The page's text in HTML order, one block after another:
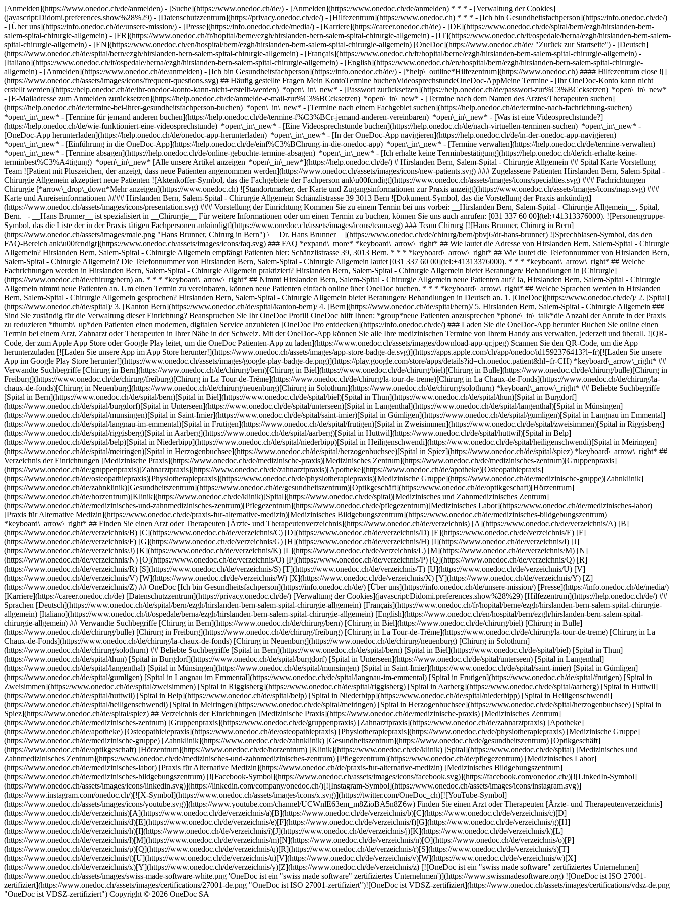
[Anmelden](https://www.onedoc.ch/de/anmelden) - [Suche](https://www.onedoc.ch/de/) - [Anmelden](https://www.onedoc.ch/de/anmelden) * * * - [Verwaltung der Cookies]
(javascript:Didomi.preferences.show%28%29) - [Datenschutzzentrum](https://privacy.onedoc.ch/de/) - [Hilfezentrum](https://www.onedoc.ch) * * * - [Ich bin Gesundheitsfachperson](https://info.onedoc.ch/de/)
- [Über uns](https://info.onedoc.ch/de/unsere-mission/) - [Presse](https://info.onedoc.ch/de/media/) - [Karriere](https://career.onedoc.ch/de) - [DE](https://www.onedoc.ch/de/spital/bern/ezgh/hirslanden-bern-
salem-spital-chirurgie-allgemein) - [FR](https://www.onedoc.ch/fr/hopital/berne/ezgh/hirslanden-bern-salem-spital-chirurgie-allgemein) - [IT](https://www.onedoc.ch/it/ospedale/berna/ezgh/hirslanden-bern-salem-
spital-chirurgie-allgemein) - [EN](https://www.onedoc.ch/en/hospital/bern/ezgh/hirslanden-bern-salem-spital-chirurgie-allgemein) [OneDoc](https://www.onedoc.ch/de/ "Zurück zur Startseite") - [Deutsch]
(https://www.onedoc.ch/de/spital/bern/ezgh/hirslanden-bern-salem-spital-chirurgie-allgemein) - [Français](https://www.onedoc.ch/fr/hopital/berne/ezgh/hirslanden-bern-salem-spital-chirurgie-allgemein) -
[Italiano](https://www.onedoc.ch/it/ospedale/berna/ezgh/hirslanden-bern-salem-spital-chirurgie-allgemein) - [English](https://www.onedoc.ch/en/hospital/bern/ezgh/hirslanden-bern-salem-spital-chirurgie-
allgemein) - [Anmelden](https://www.onedoc.ch/de/anmelden) - [Ich bin Gesundheitsfachperson](https://info.onedoc.ch/de/) - [*help\_outline*Hilfezentrum](https://www.onedoc.ch) #### Hilfezentrum close ![]
(https://www.onedoc.ch/assets/images/icons/frequent-questions.svg) ## Häufig gestellte Fragen Mein KontoTermine buchenVideosprechstundeOneDoc-AppMeine Termine - [Ihr OneDoc-Konto kann nicht
erstellt werden](https://help.onedoc.ch/de/ihr-onedoc-konto-kann-nicht-erstellt-werden) *open\_in\_new* - [Passwort zurücksetzen](https://help.onedoc.ch/de/passwort-zur%C3%BCcksetzen) *open\_in\_new*
- [E-Mailadresse zum Anmelden zurücksetzen](https://help.onedoc.ch/de/anmelde-e-mail-zur%C3%BCcksetzen) *open\_in\_new* - [Termine nach dem Namen des Arztes/Therapeuten suchen]
(https://help.onedoc.ch/de/termine-bei-ihrer-gesundheitsfachperson-buchen) *open\_in\_new* - [Termine nach einem Fachgebiet suchen](https://help.onedoc.ch/de/termine-nach-fachrichtung-suchen)
*open\_in\_new* - [Termine für jemand anderen buchen](https://help.onedoc.ch/de/termine-f%C3%BCr-jemand-anderen-vereinbaren) *open\_in\_new* - [Was ist eine Videosprechstunde?]
(https://help.onedoc.ch/de/wie-funktioniert-eine-videosprechstunde) *open\_in\_new* - [Eine Videosprechstunde buchen](https://help.onedoc.ch/de/nach-virtuellen-terminen-suchen) *open\_in\_new* -
[OneDoc-App herunterladen](https://help.onedoc.ch/de/onedoc-app-herunterladen) *open\_in\_new* - [In der OneDoc-App navigieren](https://help.onedoc.ch/de/in-der-onedoc-app-navigieren)
*open\_in\_new* - [Einführung in die OneDoc-App](https://help.onedoc.ch/de/einf%C3%BChrung-in-die-onedoc-app) *open\_in\_new* - [Termine verwalten](https://help.onedoc.ch/de/termine-verwalten) *open\_in\_new* - [Termine absagen](https://help.onedoc.ch/de/online-gebuchte-termine-absagen) *open\_in\_new* - [Ich erhalte keine Terminbestätigung](https://help.onedoc.ch/de/ich-erhalte-keine-terminbest%C3%A4tigung) *open\_in\_new* [Alle unsere Artikel anzeigen *open\_in\_new*](https://help.onedoc.ch/de/) # Hirslanden Bern, Salem-Spital - Chirurgie Allgemein ## Spital Karte Vorstellung Team ![Patient mit Pluszeichen, der anzeigt, dass neue Patienten angenommen werden](https://www.onedoc.ch/assets/images/icons/new-patients.svg) ### Zugelassene Patienten Hirslanden Bern, Salem-Spital - Chirurgie Allgemein akzeptiert neue Patienten ![Aktenkoffer-Symbol, das die Fachgebiete der Fachperson ank\u00fcndigt](https://www.onedoc.ch/assets/images/icons/specialties.svg) ### Fachrichtungen Chirurgie [*arrow\_drop\_down*Mehr anzeigen](https://www.onedoc.ch) ![Standortmarker, der Karte und Zugangsinformationen zur Praxis anzeigt](https://www.onedoc.ch/assets/images/icons/map.svg) ### Karte und Anreiseinformationen #### Hirslanden Bern, Salem-Spital - Chirurgie Allgemein Schänzlistrasse 39 3013 Bern ![Dokument-Symbol, das die Vorstellung der Praxis ankündigt](https://www.onedoc.ch/assets/images/icons/presentation.svg) ### Vorstellung der Einrichtung Kommen Sie zu einem Termin bei uns vorbei: __Hirslanden Bern, Salem-Spital - Chirurgie Allgemein__, Spital, Bern. - __Hans Brunner__ ist spezialisiert in __Chirurgie__ Für weitere Informationen oder um einen Termin zu buchen, können Sie uns auch anrufen: [031 337 60 00](tel:+41313376000). ![Personengruppe-Symbol, das die Liste der in der Praxis tätigen Fachpersonen ankündigt](https://www.onedoc.ch/assets/images/icons/team.svg) ### Team Chirurg [![Hans Brunner, Chirurg in Bern](https://www.onedoc.ch/assets/images/male.png "Hans Brunner, Chirurg in Bern") \ __Dr. Hans Brunner__](https://www.onedoc.ch/de/chirurg/bern/pbvj6/dr-hans-brunner) ![Sprechblasen-Symbol, das den FAQ-Bereich ank\u00fcndigt](https://www.onedoc.ch/assets/images/icons/faq.svg) ### FAQ *expand\_more* *keyboard\_arrow\_right* ## Wie lautet die Adresse von Hirslanden Bern, Salem-Spital - Chirurgie Allgemein? Hirslanden Bern, Salem-Spital - Chirurgie Allgemein empfängt Patienten hier: Schänzlistrasse 39, 3013 Bern. * * * *keyboard\_arrow\_right* ## Wie lautet die Telefonnummer von Hirslanden Bern, Salem-Spital - Chirurgie Allgemein? Die Telefonnummer von Hirslanden Bern, Salem-Spital - Chirurgie Allgemein lautet [031 337 60 00](tel:+41313376000). * * * *keyboard\_arrow\_right* ## Welche Fachrichtungen werden in Hirslanden Bern, Salem-Spital - Chirurgie Allgemein praktiziert? Hirslanden Bern, Salem-Spital - Chirurgie Allgemein bietet Beratungen/ Behandlungen in [Chirurgie](https://www.onedoc.ch/de/chirurg/bern) an. * * * *keyboard\_arrow\_right* ## Nimmt Hirslanden Bern, Salem-Spital - Chirurgie Allgemein neue Patienten auf? Ja, Hirslanden Bern, Salem-Spital - Chirurgie Allgemein nimmt neue Patienten an. Um einen Termin zu vereinbaren, können neue Patienten einfach online über OneDoc buchen. * * * *keyboard\_arrow\_right* ## Welche Sprachen werden in Hirslanden Bern, Salem-Spital - Chirurgie Allgemein gesprochen? Hirslanden Bern, Salem-Spital - Chirurgie Allgemein bietet Beratungen/ Behandlungen in Deutsch an. 1. [OneDoc](https://www.onedoc.ch/de/)/ 2. [Spital](https://www.onedoc.ch/de/spital)/ 3. [Kanton Bern](https://www.onedoc.ch/de/spital/kanton-bern)/ 4. [Bern](https://www.onedoc.ch/de/spital/bern)/ 5. Hirslanden Bern, Salem-Spital - Chirurgie Allgemein ### Sind Sie zuständig für die Verwaltung dieser Einrichtung? Beanspruchen Sie Ihr OneDoc Profil! OneDoc hilft Ihnen: *group*neue Patienten anzusprechen *phone\_in\_talk*die Anzahl der Anrufe in der Praxis zu reduzieren *thumb\_up*den Patienten einen modernen, digitalen Service anzubieten [OneDoc Pro entdecken](https://info.onedoc.ch/de/) ### Laden Sie die OneDoc-App herunter Buchen Sie online einen Termin bei einem Arzt, Zahnarzt oder Therapeuten in Ihrer Nähe in der Schweiz. Mit der OneDoc-App können Sie alle Ihre medizinischen Termine von Ihrem Handy aus verwalten, jederzeit und überall. ![QR-Code, der zum Apple App Store oder Google Play leitet, um die OneDoc Patienten-App zu laden](https://www.onedoc.ch/assets/images/download-app-qr.jpeg) Scannen Sie den QR-Code, um die App herunterzuladen [![Laden Sie unsere App im App Store herunter!](https://www.onedoc.ch/assets/images/app-store-badge-de.svg)](https://apps.apple.com/ch/app/onedoc/id1592376413?l=fr)[![Laden Sie unsere App im Google Play Store herunter!](https://www.onedoc.ch/assets/images/google-play-badge-de.png)](https://play.google.com/store/apps/details?id=ch.onedoc.patient&hl=fr-CH) *keyboard\_arrow\_right* ## Verwandte Suchbegriffe [Chirurg in Bern](https://www.onedoc.ch/de/chirurg/bern)[Chirurg in Biel](https://www.onedoc.ch/de/chirurg/biel)[Chirurg in Bulle](https://www.onedoc.ch/de/chirurg/bulle)[Chirurg in Freiburg](https://www.onedoc.ch/de/chirurg/freiburg)[Chirurg in La Tour-de-Trême](https://www.onedoc.ch/de/chirurg/la-tour-de-treme)[Chirurg in La Chaux-de-Fonds](https://www.onedoc.ch/de/chirurg/la-chaux-de-fonds)[Chirurg in Neuenburg](https://www.onedoc.ch/de/chirurg/neuenburg)[Chirurg in Solothurn](https://www.onedoc.ch/de/chirurg/solothurn) *keyboard\_arrow\_right* ## Beliebte Suchbegriffe [Spital in Bern](https://www.onedoc.ch/de/spital/bern)[Spital in Biel](https://www.onedoc.ch/de/spital/biel)[Spital in Thun](https://www.onedoc.ch/de/spital/thun)[Spital in Burgdorf](https://www.onedoc.ch/de/spital/burgdorf)[Spital in Unterseen](https://www.onedoc.ch/de/spital/unterseen)[Spital in Langenthal](https://www.onedoc.ch/de/spital/langenthal)[Spital in Münsingen](https://www.onedoc.ch/de/spital/munsingen)[Spital in Saint-Imier](https://www.onedoc.ch/de/spital/saint-imier)[Spital in Gümligen](https://www.onedoc.ch/de/spital/gumligen)[Spital in Langnau im Emmental](https://www.onedoc.ch/de/spital/langnau-im-emmental)[Spital in Frutigen](https://www.onedoc.ch/de/spital/frutigen)[Spital in Zweisimmen](https://www.onedoc.ch/de/spital/zweisimmen)[Spital in Riggisberg](https://www.onedoc.ch/de/spital/riggisberg)[Spital in Aarberg](https://www.onedoc.ch/de/spital/aarberg)[Spital in Huttwil](https://www.onedoc.ch/de/spital/huttwil)[Spital in Belp](https://www.onedoc.ch/de/spital/belp)[Spital in Niederbipp](https://www.onedoc.ch/de/spital/niederbipp)[Spital in Heiligenschwendi](https://www.onedoc.ch/de/spital/heiligenschwendi)[Spital in Meiringen](https://www.onedoc.ch/de/spital/meiringen)[Spital in Herzogenbuchsee](https://www.onedoc.ch/de/spital/herzogenbuchsee)[Spital in Spiez](https://www.onedoc.ch/de/spital/spiez) *keyboard\_arrow\_right* ## Verzeichnis der Einrichtungen [Medizinische Praxis](https://www.onedoc.ch/de/medizinische-praxis)[Medizinisches Zentrum](https://www.onedoc.ch/de/medizinisches-zentrum)[Gruppenpraxis](https://www.onedoc.ch/de/gruppenpraxis)[Zahnarztpraxis](https://www.onedoc.ch/de/zahnarztpraxis)[Apotheke](https://www.onedoc.ch/de/apotheke)[Osteopathiepraxis](https://www.onedoc.ch/de/osteopathiepraxis)[Physiotherapiepraxis](https://www.onedoc.ch/de/physiotherapiepraxis)[Medizinische Gruppe](https://www.onedoc.ch/de/medizinische-gruppe)[Zahnklinik](https://www.onedoc.ch/de/zahnklinik)[Gesundheitszentrum](https://www.onedoc.ch/de/gesundheitszentrum)[Optikgeschäft](https://www.onedoc.ch/de/optikgeschaft)[Hörzentrum](https://www.onedoc.ch/de/horzentrum)[Klinik](https://www.onedoc.ch/de/klinik)[Spital](https://www.onedoc.ch/de/spital)[Medizinisches und Zahnmedizinisches Zentrum](https://www.onedoc.ch/de/medizinisches-und-zahnmedizinisches-zentrum)[Pflegezentrum](https://www.onedoc.ch/de/pflegezentrum)[Medizinisches Labor](https://www.onedoc.ch/de/medizinisches-labor)[Praxis für Alternative Medizin](https://www.onedoc.ch/de/praxis-fur-alternative-medizin)[Medizinisches Bildgebungszentrum](https://www.onedoc.ch/de/medizinisches-bildgebungszentrum) *keyboard\_arrow\_right* ## Finden Sie einen Arzt oder Therapeuten [Ärzte- und Therapeutenverzeichnis](https://www.onedoc.ch/de/verzeichnis) [A](https://www.onedoc.ch/de/verzeichnis/A) [B](https://www.onedoc.ch/de/verzeichnis/B) [C](https://www.onedoc.ch/de/verzeichnis/C) [D](https://www.onedoc.ch/de/verzeichnis/D) [E](https://www.onedoc.ch/de/verzeichnis/E) [F](https://www.onedoc.ch/de/verzeichnis/F) [G](https://www.onedoc.ch/de/verzeichnis/G) [H](https://www.onedoc.ch/de/verzeichnis/H) [I](https://www.onedoc.ch/de/verzeichnis/I) [J](https://www.onedoc.ch/de/verzeichnis/J) [K](https://www.onedoc.ch/de/verzeichnis/K) [L](https://www.onedoc.ch/de/verzeichnis/L) [M](https://www.onedoc.ch/de/verzeichnis/M) [N](https://www.onedoc.ch/de/verzeichnis/N) [O](https://www.onedoc.ch/de/verzeichnis/O) [P](https://www.onedoc.ch/de/verzeichnis/P) [Q](https://www.onedoc.ch/de/verzeichnis/Q) [R](https://www.onedoc.ch/de/verzeichnis/R) [S](https://www.onedoc.ch/de/verzeichnis/S) [T](https://www.onedoc.ch/de/verzeichnis/T) [U](https://www.onedoc.ch/de/verzeichnis/U) [V](https://www.onedoc.ch/de/verzeichnis/V) [W](https://www.onedoc.ch/de/verzeichnis/W) [X](https://www.onedoc.ch/de/verzeichnis/X) [Y](https://www.onedoc.ch/de/verzeichnis/Y) [Z](https://www.onedoc.ch/de/verzeichnis/Z) ## OneDoc [Ich bin Gesundheitsfachperson](https://info.onedoc.ch/de/) [Über uns](https://info.onedoc.ch/de/unsere-mission/) [Presse](https://info.onedoc.ch/de/media/) [Karriere](https://career.onedoc.ch/de) [Datenschutzzentrum](https://privacy.onedoc.ch/de/) [Verwaltung der Cookies](javascript:Didomi.preferences.show%28%29) [Hilfezentrum](https://help.onedoc.ch/de/) ## Sprachen [Deutsch](https://www.onedoc.ch/de/spital/bern/ezgh/hirslanden-bern-salem-spital-chirurgie-allgemein) [Français](https://www.onedoc.ch/fr/hopital/berne/ezgh/hirslanden-bern-salem-spital-chirurgie-allgemein) [Italiano](